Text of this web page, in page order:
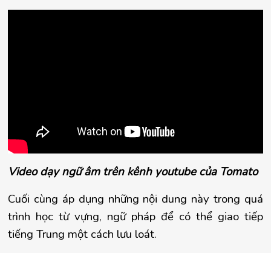
Video dạy ngữ âm trên kênh youtube của Tomato
Cuối cùng áp dụng những nội dung này trong quá
trình học từ vựng, ngữ pháp để có thể giao tiếp
tiếng Trung một cách lưu loát.